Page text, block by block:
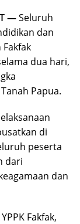
—Seluruh
dan
dua hari,
Papua.
di
peserta
dari
dan
Fakfak,